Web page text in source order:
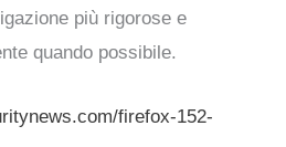
più rigorose e
quando possibile.
firefox-152-